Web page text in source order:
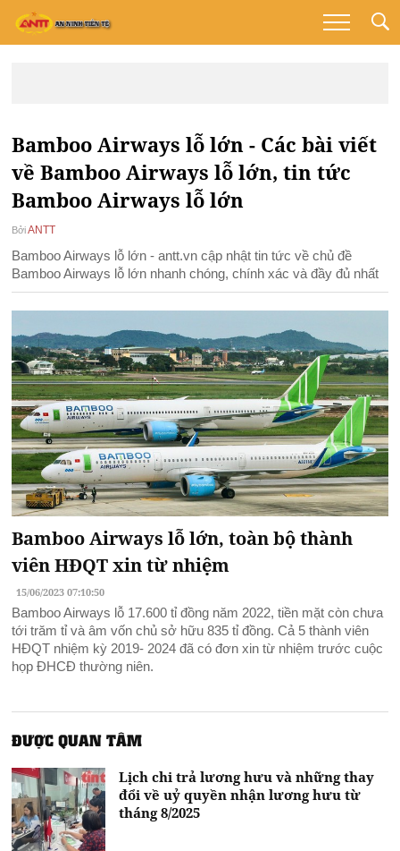
Bamboo Airways lỗ lớn - Các bài viết
về Bamboo Airways lỗ lớn, tin tức
Bamboo Airways lỗ lớn
Bởi ANTT
Bamboo Airways lỗ lớn - antt.vn cập nhật tin tức về chủ đề
Bamboo Airways lỗ lớn nhanh chóng, chính xác và đầy đủ nhất
Bamboo Airways lỗ lớn, toàn bộ thành
viên HĐQT xin từ nhiệm
15/06/2023 07:10:50
Bamboo Airways lỗ 17.600 tỉ đồng năm 2022, tiền mặt còn chưa
tới trăm tỉ và âm vốn chủ sở hữu 835 tỉ đồng. Cả 5 thành viên
HĐQT nhiệm kỳ 2019- 2024 đã có đơn xin từ nhiệm trước cuộc
họp ĐHCĐ thường niên.
ĐƯỢC QUAN TÂM
Lịch chi trả lương hưu và những thay
đổi về uỷ quyền nhận lương hưu từ
tháng 8/2025